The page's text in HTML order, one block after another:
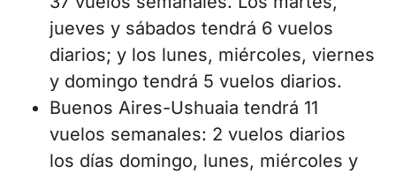
jueves y sábados tendrá 6 vuelos
diarios; y los lunes, miércoles, viernes
y domingo tendrá 5 vuelos diarios.
Buenos Aires-Ushuaia tendrá 11
vuelos semanales: 2 vuelos diarios
los días domingo, lunes, miércoles y